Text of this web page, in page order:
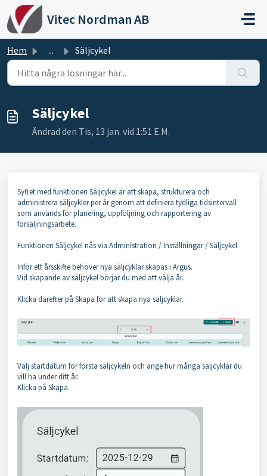
Hoppa över till huvudinnehåll
Vitec Nordman AB
Hem ... Säljcykel
Säljcykel
Ändrad den Tis, 13 jan. vid 1:51 E.M.
Syftet med funktionen Säljcykel är att skapa, strukturera och
administrera säljcykler per år genom att definiera tydliga tidsintervall
som används för planering, uppföljning och rapportering av
försäljningsarbete.
Funktionen Säljcykel nås via Administration / Inställningar / Säljcykel.
Inför ett årsskifte behöver nya säljcyklar skapas i Argus.
Vid skapande av säljcykel börjar du med att välja år.
Klicka därefter på Skapa för att skapa nya säljcyklar.
Välj startdatum för första säljcykeln och ange hur många säljcyklar du
vill ha under ditt år.
Klicka på Skapa.